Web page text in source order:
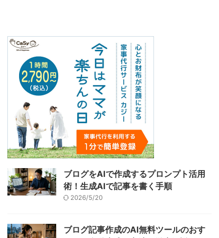
ブログをAIで作成するプロンプト活用
術！生成AIで記事を書く手順
2026/5/20
ブログ記事作成のAI無料ツールのおす